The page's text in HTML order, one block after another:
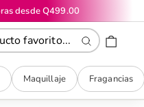
desde Q499.00
Buscar
Maquillaje Fragancias